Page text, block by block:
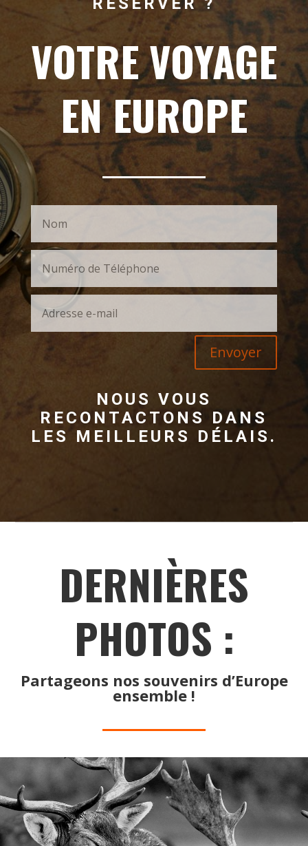
VOTRE VOYAGE
EN EUROPE
Envoyer
NOUS VOUS
RECONTACTONS DANS
LES MEILLEURS DÉLAIS.
DERNIÈRES
PHOTOS :
Partageons nos souvenirs d’Europe
ensemble !